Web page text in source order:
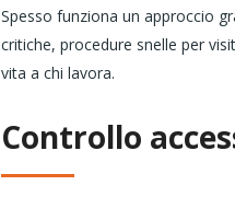
Spesso funziona un approccio
critiche, procedure snelle per
vita a chi lavora.
Controllo